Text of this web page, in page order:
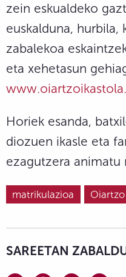
zein eskualdeko
euskalduna, hurbila,
zabalekoa
eta xehetasun
Horiek esanda,
diozuen ikasle eta
ezagutzera animatu
matrikulazioa Oiartzo
SAREETAN